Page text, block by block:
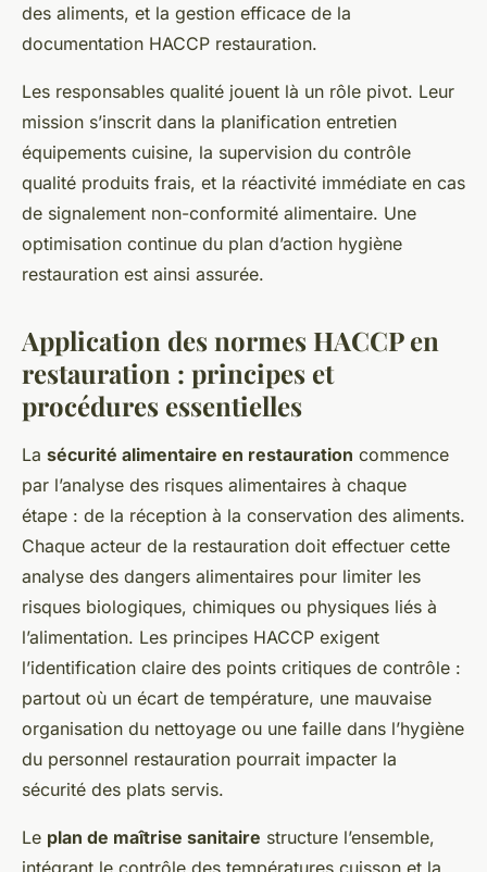
des aliments, et la gestion efficace de la
documentation HACCP restauration.
Les responsables qualité jouent là un rôle pivot. Leur
mission s’inscrit dans la planification entretien
équipements cuisine, la supervision du contrôle
qualité produits frais, et la réactivité immédiate en cas
de signalement non-conformité alimentaire. Une
optimisation continue du plan d’action hygiène
restauration est ainsi assurée.
Application des normes HACCP en
restauration : principes et
procédures essentielles
La sécurité alimentaire en restauration commence
par l’analyse des risques alimentaires à chaque
étape : de la réception à la conservation des aliments.
Chaque acteur de la restauration doit effectuer cette
analyse des dangers alimentaires pour limiter les
risques biologiques, chimiques ou physiques liés à
l’alimentation. Les principes HACCP exigent
l’identification claire des points critiques de contrôle :
partout où un écart de température, une mauvaise
organisation du nettoyage ou une faille dans l’hygiène
du personnel restauration pourrait impacter la
sécurité des plats servis.
Le plan de maîtrise sanitaire structure l’ensemble,
intégrant le contrôle des températures cuisson et la